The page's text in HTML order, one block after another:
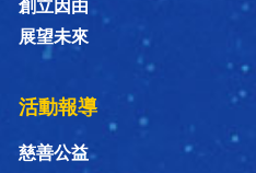
創立因由
展望未來
活動報導
慈善公益